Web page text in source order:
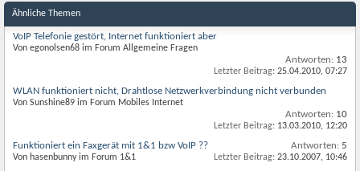
Ähnliche Themen
VoIP Telefonie gestört, Internet funktioniert aber
Von egonolsen68 im Forum Allgemeine Fragen
Antworten: 13
Letzter Beitrag: 25.04.2010, 07:27
WLAN funktioniert nicht, Drahtlose Netzwerkverbindung nicht verbunden
Von Sunshine89 im Forum Mobiles Internet
Antworten: 10
Letzter Beitrag: 13.03.2010, 12:20
Funktioniert ein Faxgerät mit 1&1 bzw VoIP ??
Von hasenbunny im Forum 1&1
Antworten: 5
Letzter Beitrag: 23.10.2007, 10:46